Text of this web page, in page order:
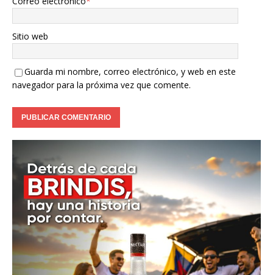
Sitio web
Guarda mi nombre, correo electrónico, y web en este
navegador para la próxima vez que comente.